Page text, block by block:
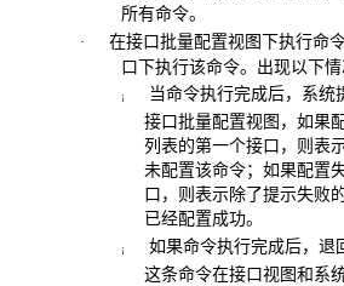
所有命令。
· 在接口批量配置视图下执行命
口下执行该命令。出现以下情
¡
当命令执行完成后，系统
接口批量配置视图，如果
列表的第一个接口，则表
未配置该命令；如果配置
口，则表示除了提示失败
已经配置成功。
¡
如果命令执行完成后，退
这条命令在接口视图和系